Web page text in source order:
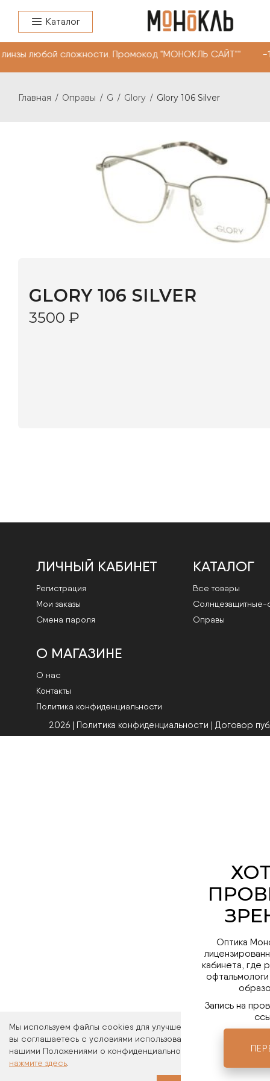
Мы используем файлы cookies для улучшения работы сайта.
вы соглашаетесь с условиями использования файлов cookies.
нашими Положениями о конфиденциальности и об
нажмите здесь
Каталог
сложности. Промокод "МОНОКЛЬ
Главная / Оправы / G / Glory / Glory 106 Silver
ЛИЧНЫЙ КАБИНЕТ
Регистрация
Мои заказы
Смена пароля
КАТАЛОГ
Все товары
Cолнцезащитные-
Оправы
О МАГАЗИНЕ
О нас
Контакты
Политика конфиденциальности
2026 | Политика конфиденциальности | Договор
Оптика
кабинета, где
Запись на
Мы в